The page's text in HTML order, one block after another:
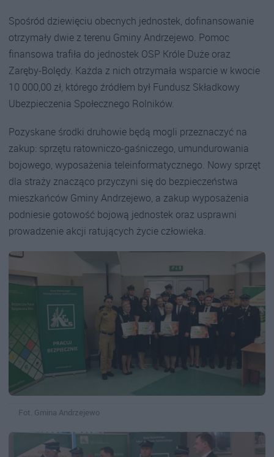
Spośród dziewięciu obecnych jednostek, dofinansowanie
otrzymały dwie z terenu Gminy Andrzejewo. Pomoc
finansowa trafiła do jednostek OSP Króle Duże oraz
Zaręby-Bolędy. Każda z nich otrzymała wsparcie w kwocie
10 000,00 zł, którego źródłem był Fundusz Składkowy
Ubezpieczenia Społecznego Rolników.
Pozyskane środki druhowie będą mogli przeznaczyć na
zakup: sprzętu ratowniczo-gaśniczego, umundurowania
bojowego, wyposażenia teleinformatycznego. Nowy sprzęt
dla straży znacząco przyczyni się do bezpieczeństwa
mieszkańców Gminy Andrzejewo, a zakup wyposażenia
podniesie gotowość bojową jednostek oraz usprawni
prowadzenie akcji ratujących życie człowieka.
Fot. Gmina Andrzejewo